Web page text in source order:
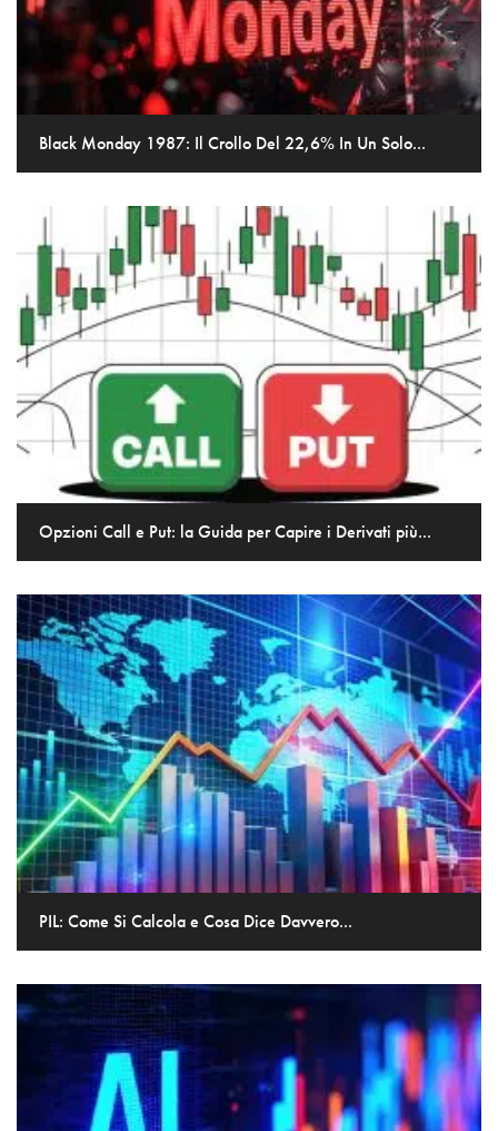
Black Monday 1987: Il Crollo Del 22,6% In Un Solo...
Opzioni Call e Put: la Guida per Capire i Derivati più...
PIL: Come Si Calcola e Cosa Dice Davvero...